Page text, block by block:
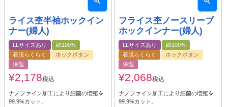
ライス杢半袖ホックイン
ナー(婦人)
LLサイズあり
綿100%
着脱らくらく
ホックボタン
保湿
¥2,178税込
ナノファイン加工により細菌の増殖を
99.9%カット。
フライス杢ノースリーブ
ホックインナー(婦人)
LLサイズあり
綿100%
着脱らくらく
ホックボタン
保湿
¥2,068税込
ナノファイン加工により細菌の増殖を
99.9%カット。